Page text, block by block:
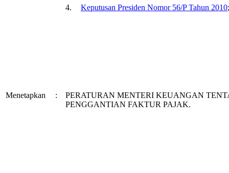
4. Keputusan Presiden Nomor 56/P Tahun 2010;
Menetapkan :
PERATURAN MENTERI KEUANGAN
PENGGANTIAN FAKTUR PAJAK.